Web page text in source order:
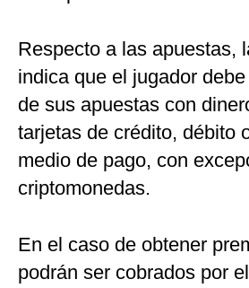
Respecto a las apuestas,
indica que el jugador
de sus apuestas con
tarjetas de crédito, débito
medio de pago, con
criptomonedas.
En el caso de obtener
podrán ser cobrados por